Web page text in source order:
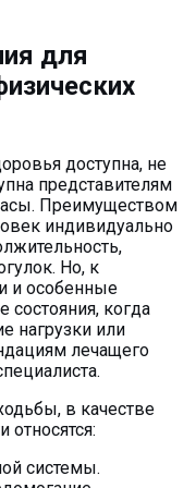
для
доступна, не
представителям
Преимуществом
индивидуально
Но, к
и особенные
состояния, когда
нагрузки или
лечащего
в качестве
относятся:
системы.